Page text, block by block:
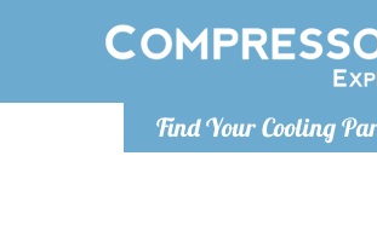
Find Your Cooling